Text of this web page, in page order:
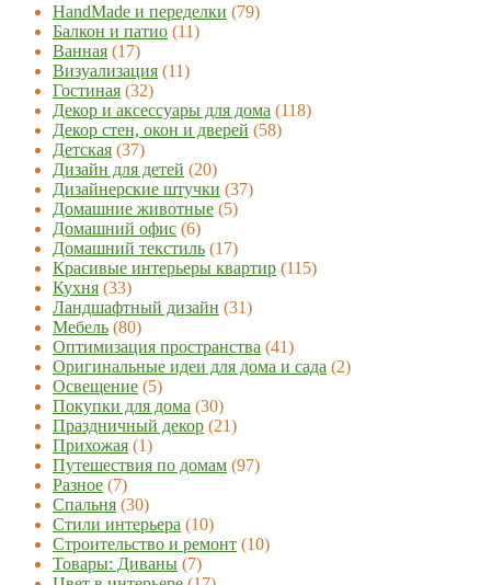
HandMade и переделки (79)
Балкон и патио (11)
Ванная (17)
Визуализация (11)
Гостиная (32)
Декор и аксессуары для дома (118)
Декор стен, окон и дверей (58)
Детская (37)
Дизайн для детей (20)
Дизайнерские штучки (37)
Домашние животные (5)
Домашний офис (6)
Домашний текстиль (17)
Красивые интерьеры квартир (115)
Кухня (33)
Ландшафтный дизайн (31)
Мебель (80)
Оптимизация пространства (41)
Оригинальные идеи для дома и сада (2)
Освещение (5)
Покупки для дома (30)
Праздничный декор (21)
Прихожая (1)
Путешествия по домам (97)
Разное (7)
Спальня (30)
Стили интерьера (10)
Строительство и ремонт (10)
Товары: Диваны (7)